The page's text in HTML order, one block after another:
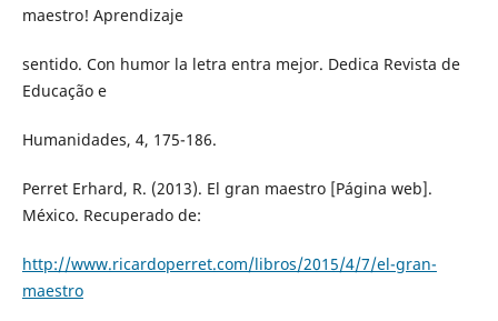
maestro! Aprendizaje
sentido. Con humor la letra entra mejor. Dedica Revista de
Educação e
Humanidades, 4, 175-186.
Perret Erhard, R. (2013). El gran maestro [Página web].
México. Recuperado de:
http://www.ricardoperret.com/libros/2015/4/7/el-gran-
maestro